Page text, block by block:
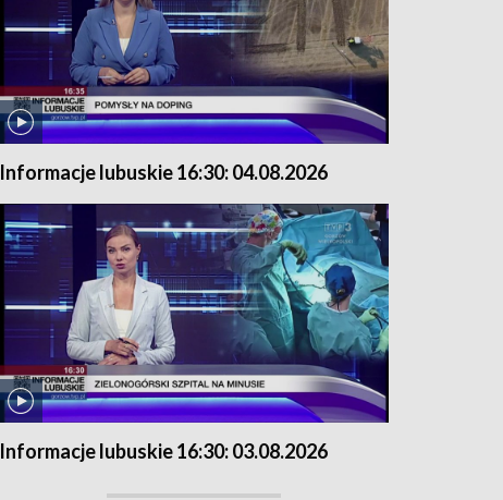
Informacje lubuskie 16:30: 04.08.2026
Informacje lubuskie 16:30: 03.08.2026